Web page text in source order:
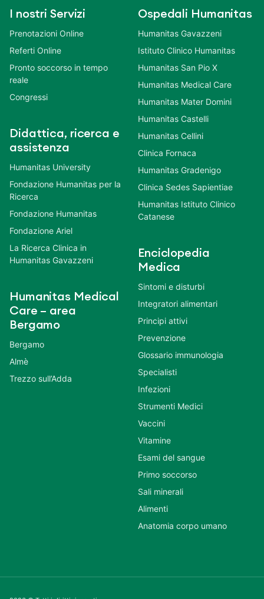
I nostri Servizi
Prenotazioni Online
Referti Online
Pronto soccorso in tempo
reale
Congressi
Didattica, ricerca e
assistenza
Humanitas University
Fondazione Humanitas per la
Ricerca
Fondazione Humanitas
Fondazione Ariel
La Ricerca Clinica in
Humanitas Gavazzeni
Humanitas Medical
Care – area
Bergamo
Bergamo
Almè
Trezzo sull’Adda
Ospedali Humanitas
Humanitas Gavazzeni
Istituto Clinico Humanitas
Humanitas San Pio X
Humanitas Medical Care
Humanitas Mater Domini
Humanitas Castelli
Humanitas Cellini
Clinica Fornaca
Humanitas Gradenigo
Clinica Sedes Sapientiae
Humanitas Istituto Clinico
Catanese
Enciclopedia
Medica
Sintomi e disturbi
Integratori alimentari
Principi attivi
Prevenzione
Glossario immunologia
Specialisti
Infezioni
Strumenti Medici
Vaccini
Vitamine
Esami del sangue
Primo soccorso
Sali minerali
Alimenti
Anatomia corpo umano